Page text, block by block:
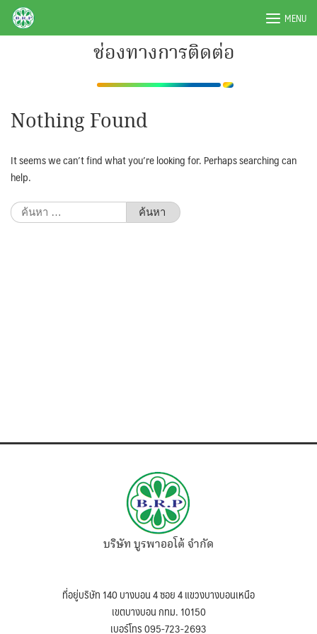
SkipBRPAUTO.COM MENU
ช่องทางการติดต่อ
Nothing Found
It seems we can’t find what you’re looking for. Perhaps searching can
help.
ค้นหา
สำหรับ:
บริษัท บูรพาออโต้ จำกัด
ที่อยู่บริษัท 140 บางบอน 4 ซอย 4 แขวงบางบอนเหนือ
เขตบางบอน กทม. 10150
เบอร์โทร 095-723-2693